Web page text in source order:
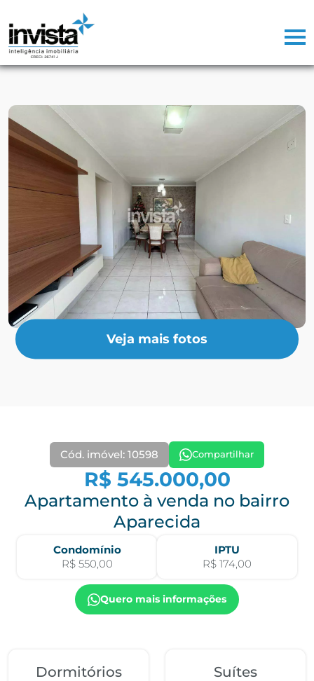
Veja mais fotos
Cód. imóvel: 10598 Compartilhar
R$ 545.000,00
Apartamento à venda no bairro
Aparecida
Condomínio
R$ 550,00
IPTU
R$ 174,00
Quero mais informações
Dormitórios Suítes